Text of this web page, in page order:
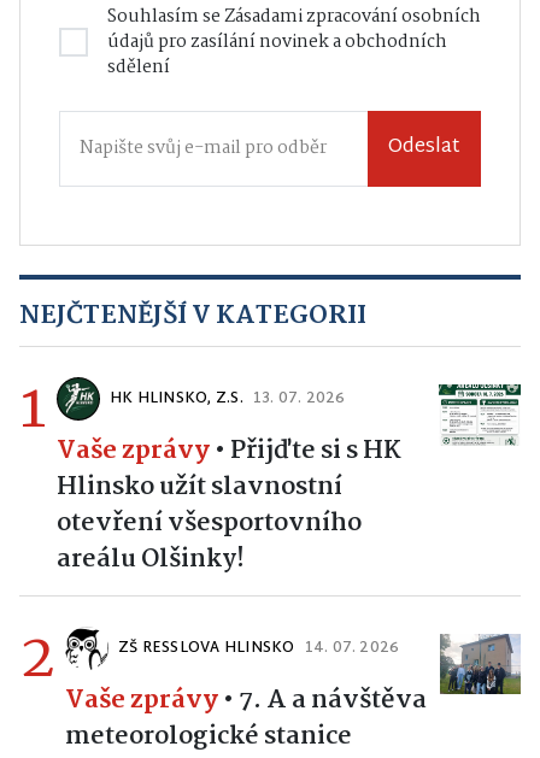
Souhlasím seZásadami zpracování osobních
údajůpro zasílání novinek a obchodních
sdělení
Odeslat
NEJČTENĚJŠÍ V KATEGORII
1 HK HLINSKO, Z.S. 13. 07. 2026
Vaše zprávy• Přijďte si s HK
Hlinsko užít slavnostní
otevření všesportovního
areálu Olšinky!
2 ZŠ RESSLOVA HLINSKO 14. 07. 2026
Vaše zprávy• 7. A a návštěva
meteorologické stanice